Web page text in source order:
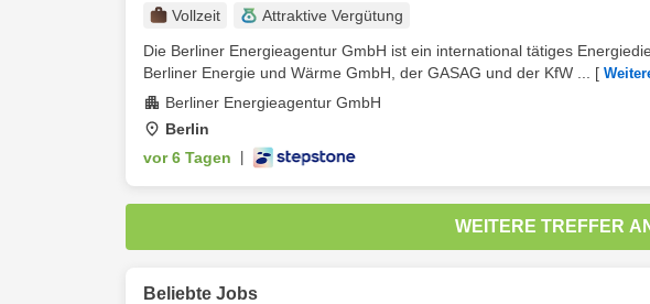
Vollzeit
Attraktive Vergütung
Die Berliner Energieagentur GmbH ist ein international tätiges
Berliner Energie und Wärme GmbH, der GASAG und der KfW ...
[
Berliner Energieagentur GmbH
Berlin
vor 6 Tagen
WEITERE TREFFER
Beliebte Jobs